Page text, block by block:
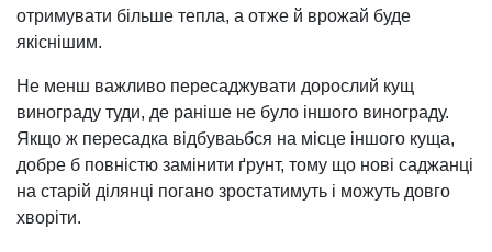
отримувати більше тепла, а отже й врожай буде
якіснішим.
Не менш важливо пересаджувати дорослий кущ
винограду туди, де раніше не було іншого винограду.
Якщо ж пересадка відбуваьбся на місце іншого куща,
добре б повністю замінити ґрунт, тому що нові саджанці
на старій ділянці погано зростатимуть і можуть довго
хворіти.